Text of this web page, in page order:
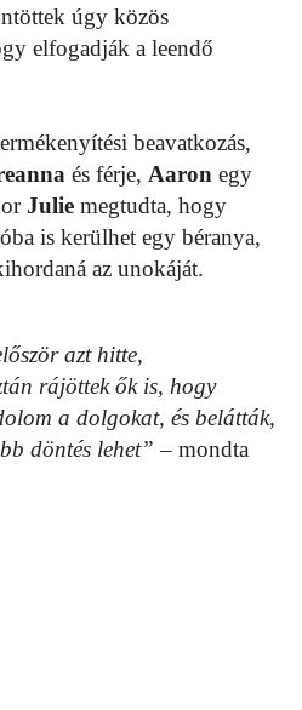
úgy közös
elfogadják a leendő
beavatkozás,
és férje, Aaron egy
Julie megtudta, hogy
is kerülhet egy béranya,
az unokáját.
azt hitte,
rájöttek ők is, hogy
a dolgokat, és belátták,
döntés lehet” – mondta